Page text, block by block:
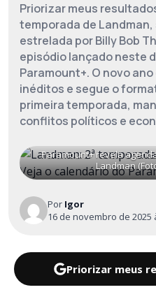
Priorizar meus
temporada de
estrelada por Billy Bob
episódio lançado neste
Paramount+. O novo
inéditos e segue o
primeira temporada,
conflitos políticos e
Paramount+ revela
Landman
Por Igor
16 de novembro de 2025
Priorizar meus